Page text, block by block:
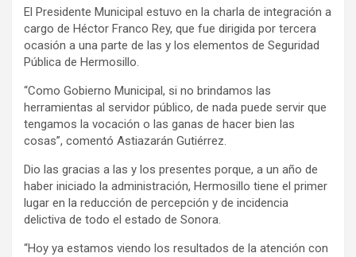
El Presidente Municipal estuvo en la charla de integración a
cargo de Héctor Franco Rey, que fue dirigida por tercera
ocasión a una parte de las y los elementos de Seguridad
Pública de Hermosillo.
“Como Gobierno Municipal, si no brindamos las
herramientas al servidor público, de nada puede servir que
tengamos la vocación o las ganas de hacer bien las
cosas”, comentó Astiazarán Gutiérrez.
Dio las gracias a las y los presentes porque, a un año de
haber iniciado la administración, Hermosillo tiene el primer
lugar en la reducción de percepción y de incidencia
delictiva de todo el estado de Sonora.
“Hoy ya estamos viendo los resultados de la atención con